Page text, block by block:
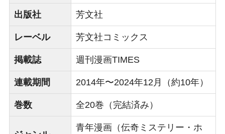
出版社 芳文社
レーベル 芳文社コミックス
掲載誌 週刊漫画TIMES
連載期間 2014年〜2024年12月（約10年）
巻数 全20巻（完結済み）
青年漫画（伝奇ミステリー・ホ